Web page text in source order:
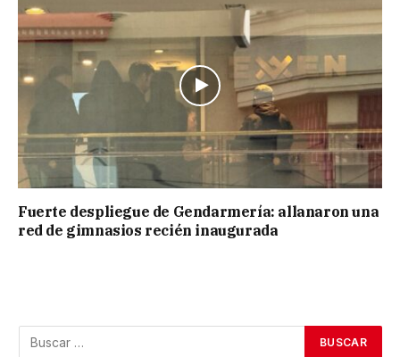
Fuerte despliegue de Gendarmería: allanaron una
red de gimnasios recién inaugurada